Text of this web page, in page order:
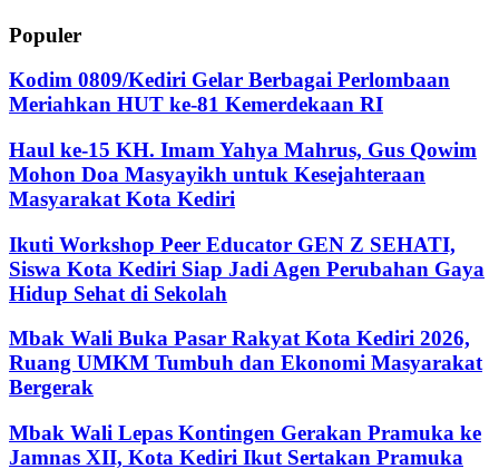
Populer
Kodim 0809/Kediri Gelar Berbagai Perlombaan
Meriahkan HUT ke-81 Kemerdekaan RI
Haul ke-15 KH. Imam Yahya Mahrus, Gus Qowim
Mohon Doa Masyayikh untuk Kesejahteraan
Masyarakat Kota Kediri
Ikuti Workshop Peer Educator GEN Z SEHATI,
Siswa Kota Kediri Siap Jadi Agen Perubahan Gaya
Hidup Sehat di Sekolah
Mbak Wali Buka Pasar Rakyat Kota Kediri 2026,
Ruang UMKM Tumbuh dan Ekonomi Masyarakat
Bergerak
Mbak Wali Lepas Kontingen Gerakan Pramuka ke
Jamnas XII, Kota Kediri Ikut Sertakan Pramuka